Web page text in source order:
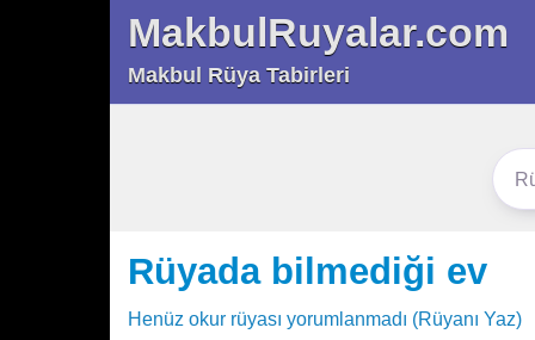
MakbulRuyalar.com
Makbul Rüya Tabirleri
Rüyada bilmediği ev
Henüz okur rüyası yorumlanmadı (Rüyanı Yaz)